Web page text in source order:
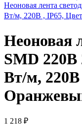
Неоновая лента
Вт/м, 220В , IP65,
Неоновая
SMD 220В
Вт/м,
1 218 ₽